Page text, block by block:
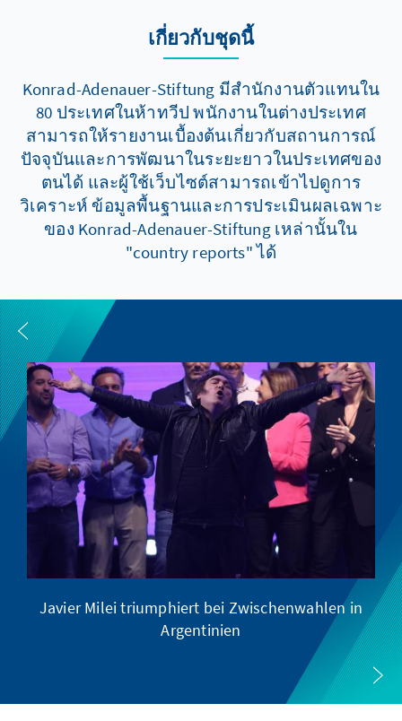
เกี่ยวกับชุดนี้
Konrad-Adenauer-Stiftung มีสำนักงานตัวแทนใน
80 ประเทศในห้าทวีป พนักงานในต่างประเทศ
สามารถให้รายงานเบื้องต้นเกี่ยวกับสถานการณ์
ปัจจุบันและการพัฒนาในระยะยาวในประเทศของ
ตนได้ และผู้ใช้เว็บไซต์สามารถเข้าไปดูการ
วิเคราะห์ ข้อมูลพื้นฐานและการประเมินผลเฉพาะ
ของ Konrad-Adenauer-Stiftung เหล่านั้นใน
"country reports" ได้
Javier Milei triumphiert bei Zwischenwahlen in
Argentinien